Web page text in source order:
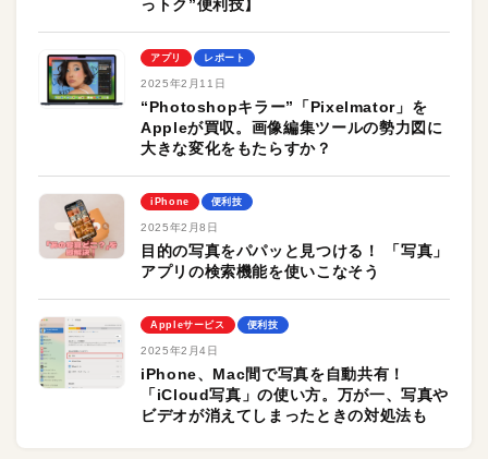
っトク”便利技】
アプリ レポート
2025年2月11日
“Photoshopキラー”「Pixelmator」を
Appleが買収。画像編集ツールの勢力図に
大きな変化をもたらすか？
iPhone 便利技
2025年2月8日
目的の写真をパパッと見つける！ 「写真」
アプリの検索機能を使いこなそう
Appleサービス 便利技
2025年2月4日
iPhone、Mac間で写真を自動共有！
「iCloud写真」の使い方。万が一、写真や
ビデオが消えてしまったときの対処法も